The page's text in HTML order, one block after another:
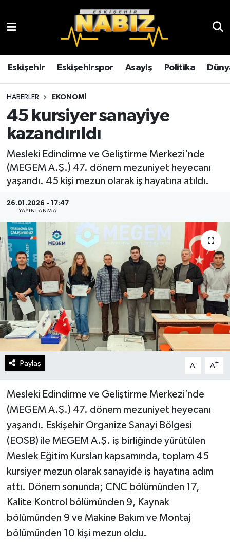
Eskişehir Eskişehirspor Asayiş Politika
HABERLER EKONOMI
45 kursiyer sanayiye
kazandırıldı
Mesleki Edindirme ve Geliştirme Merkezi'nde
(MEGEM A.Ş.) 47. dönem mezuniyet heyecanı
yaşandı. 45 kişi mezun olarak iş hayatına atıldı.
26.01.2026 - 17:47
YAYINLANMA
Paylaş A- A+
Mesleki Edindirme ve Geliştirme Merkezi’nde
(MEGEM A.Ş.) 47. dönem mezuniyet heyecanı
yaşandı. Eskişehir Organize Sanayi Bölgesi
(EOSB) ile MEGEM A.Ş. iş birliğinde yürütülen
Meslek Eğitim Kursları kapsamında, toplam 45
kursiyer mezun olarak sanayide iş hayatına adım
attı. Dönem sonunda; CNC bölümünden 17,
Kalite Kontrol bölümünden 9, Kaynak
bölümünden 9 ve Makine Bakım ve Montaj
bölümünden 10 kişi mezun oldu.
Çevre
Eğitim
Eskişehir
Genel
Gündem
Kültür Sanat
Magazin
Politika
Sağlık
Teknoloji
Yurttan
Eskişehir Hava Durumu
Eskişehir Trafik Yoğunluk Haritası
TFF 3.Lig 4.Grup Puan Durumu ve Fikstür
Tüm Manşetler
Haber Arşivi